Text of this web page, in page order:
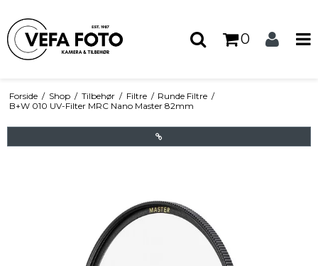
0
Forside / Shop / Tilbehør / Filtre / Runde Filtre /
B+W 010 UV-Filter MRC Nano Master 82mm